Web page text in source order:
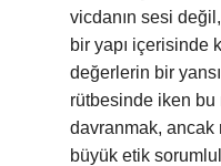
vicdanın sesi
bir yapı içerisinde
değerlerin bir
rütbesinde iken bu
davranmak, ancak
büyük etik